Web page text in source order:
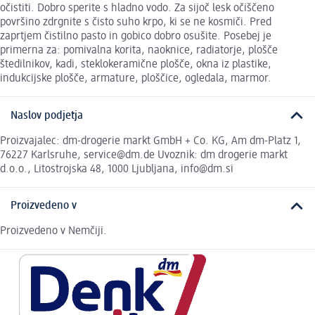
očistiti. Dobro sperite s hladno vodo. Za sijoč lesk očiščeno
površino zdrgnite s čisto suho krpo, ki se ne kosmiči. Pred
zaprtjem čistilno pasto in gobico dobro osušite. Posebej je
primerna za: pomivalna korita, naoknice, radiatorje, plošče
štedilnikov, kadi, steklokeramične plošče, okna iz plastike,
indukcijske plošče, armature, ploščice, ogledala, marmor.
Naslov podjetja
Proizvajalec: dm-drogerie markt GmbH + Co. KG, Am dm-Platz 1,
76227 Karlsruhe, service@dm.de Uvoznik: dm drogerie markt
d.o.o., Litostrojska 48, 1000 Ljubljana, info@dm.si
Proizvedeno v
Proizvedeno v Nemčiji.